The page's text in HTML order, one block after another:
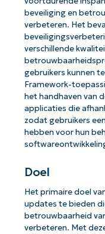
beveiliging en
verbeteren. Het
verschillende
gebruikers kunnen
Framework-
het handhaven van
applicaties die
zodat gebruikers
hebben voor hun
Doel
Het primaire doel
updates te bieden
betrouwbaarheid
verbeteren. Met